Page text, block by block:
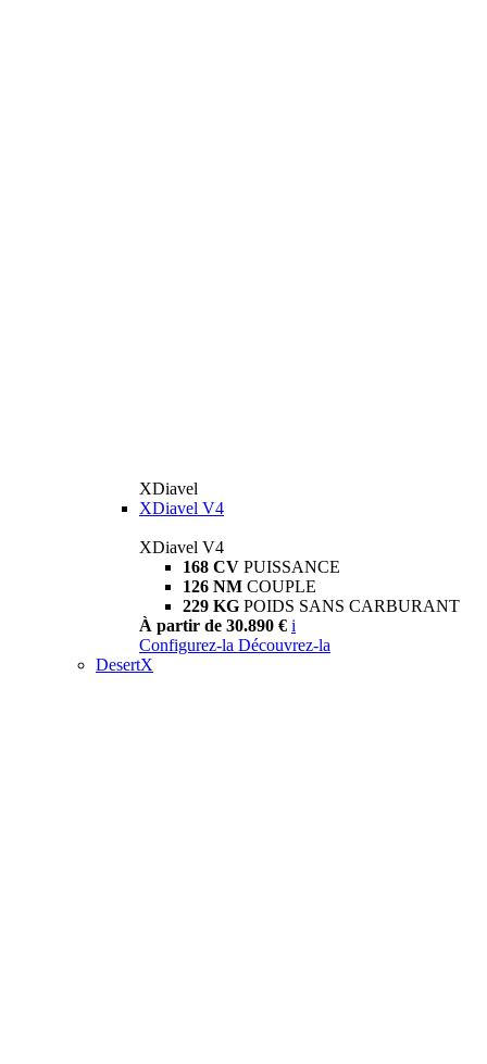
XDiavel
XDiavel V4
XDiavel V4
168 CV PUISSANCE
126 NM COUPLE
229 KG POIDS SANS CARBURANT
À partir de 30.890 € i
Configurez-la Découvrez-la
DesertX